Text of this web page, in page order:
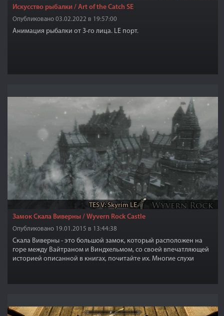
Искусство рыбалки / Art of the Catch SE
Опубликовано 03.02.2022 в 19:57:00
Анимация рыбалки от 3-го лица. LE порт.
TES V: Skyrim LE
Замок Скала Виверны / Wyvern Rock Castle
Опубликовано 19.01.2015 в 13:44:38
Скала Виверны - это большой замок, который расположен на
горе между Вайтраном и Виндхельмом, со своей впечатляющей
историей описанной в книгах, почитайте их. Многие слухи